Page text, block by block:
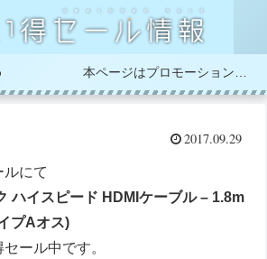
2017.09.29
にて
ハイスピード HDMIケーブル – 1.8m
プAオス)
ール中です。